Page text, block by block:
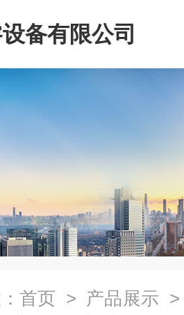
备有限公司
首页 > 产品展示